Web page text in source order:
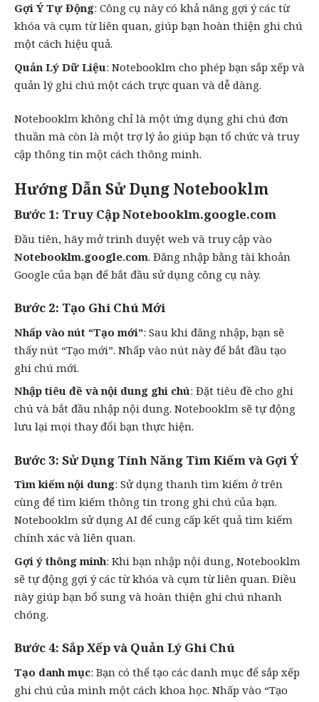
Gợi Ý Tự Động: Công cụ này có khả năng gợi ý các từ
khóa và cụm từ liên quan, giúp bạn hoàn thiện ghi chú
một cách hiệu quả.
Quản Lý Dữ Liệu: Notebooklm cho phép bạn sắp xếp và
quản lý ghi chú một cách trực quan và dễ dàng.
Notebooklm không chỉ là một ứng dụng ghi chú đơn
thuần mà còn là một trợ lý ảo giúp bạn tổ chức và truy
cập thông tin một cách thông minh.
Hướng Dẫn Sử Dụng Notebooklm
Bước 1: Truy Cập Notebooklm.google.com
Đầu tiên, hãy mở trình duyệt web và truy cập vào
Notebooklm.google.com. Đăng nhập bằng tài khoản
Google của bạn để bắt đầu sử dụng công cụ này.
Bước 2: Tạo Ghi Chú Mới
Nhấp vào nút “Tạo mới”: Sau khi đăng nhập, bạn sẽ
thấy nút “Tạo mới”. Nhấp vào nút này để bắt đầu tạo
ghi chú mới.
Nhập tiêu đề và nội dung ghi chú: Đặt tiêu đề cho ghi
chú và bắt đầu nhập nội dung. Notebooklm sẽ tự động
lưu lại mọi thay đổi bạn thực hiện.
Bước 3: Sử Dụng Tính Năng Tìm Kiếm và Gợi Ý
Tìm kiếm nội dung: Sử dụng thanh tìm kiếm ở trên
cùng để tìm kiếm thông tin trong ghi chú của bạn.
Notebooklm sử dụng AI để cung cấp kết quả tìm kiếm
chính xác và liên quan.
Gợi ý thông minh: Khi bạn nhập nội dung, Notebooklm
sẽ tự động gợi ý các từ khóa và cụm từ liên quan. Điều
này giúp bạn bổ sung và hoàn thiện ghi chú nhanh
chóng.
Bước 4: Sắp Xếp và Quản Lý Ghi Chú
Tạo danh mục: Bạn có thể tạo các danh mục để sắp xếp
ghi chú của mình một cách khoa học. Nhấp vào “Tạo